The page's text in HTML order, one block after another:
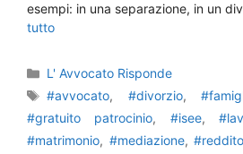
esempi: in una separazione, in un
tutto
Categorie
L' Avvocato Risponde
Tag
#avvocato, #divorzio,
#gratuito patrocinio, #isee,
#matrimonio, #mediazione, #reddito